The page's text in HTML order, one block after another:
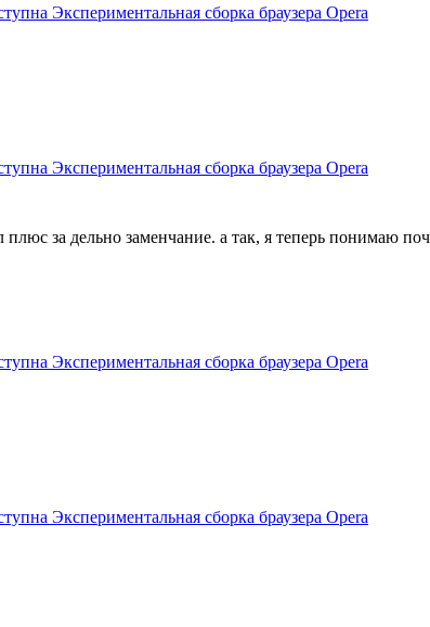
Экспериментальная сборка браузера Opera
Экспериментальная сборка браузера Opera
за дельно заменчание. а так, я теперь понимаю
Экспериментальная сборка браузера Opera
Экспериментальная сборка браузера Opera